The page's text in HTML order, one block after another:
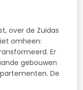
over de Zuidas
omheen:
Er
gebouwen
De